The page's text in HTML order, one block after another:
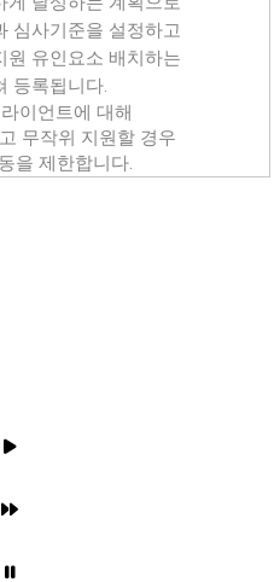
심사기준을 설정하고
원 유인요소 배치하는
등록됩니다.
이언트에 대해
무작위 지원할 경우
을 제한합니다.